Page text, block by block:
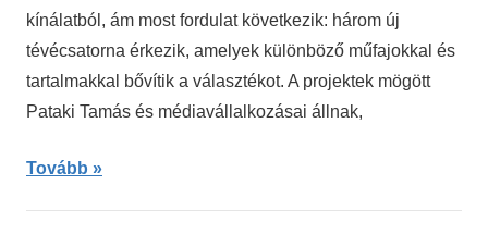
kínálatból, ám most fordulat következik: három új
tévécsatorna érkezik, amelyek különböző műfajokkal és
tartalmakkal bővítik a választékot. A projektek mögött
Pataki Tamás és médiavállalkozásai állnak,
Tovább